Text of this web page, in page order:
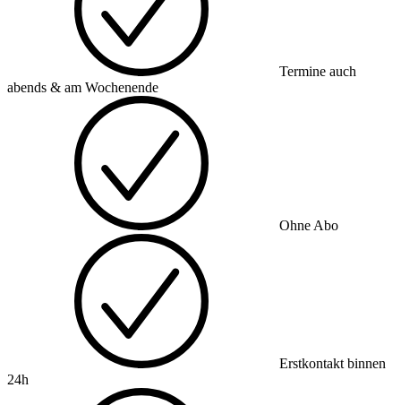
Termine auch
abends & am Wochenende
Ohne Abo
Erstkontakt binnen
24h